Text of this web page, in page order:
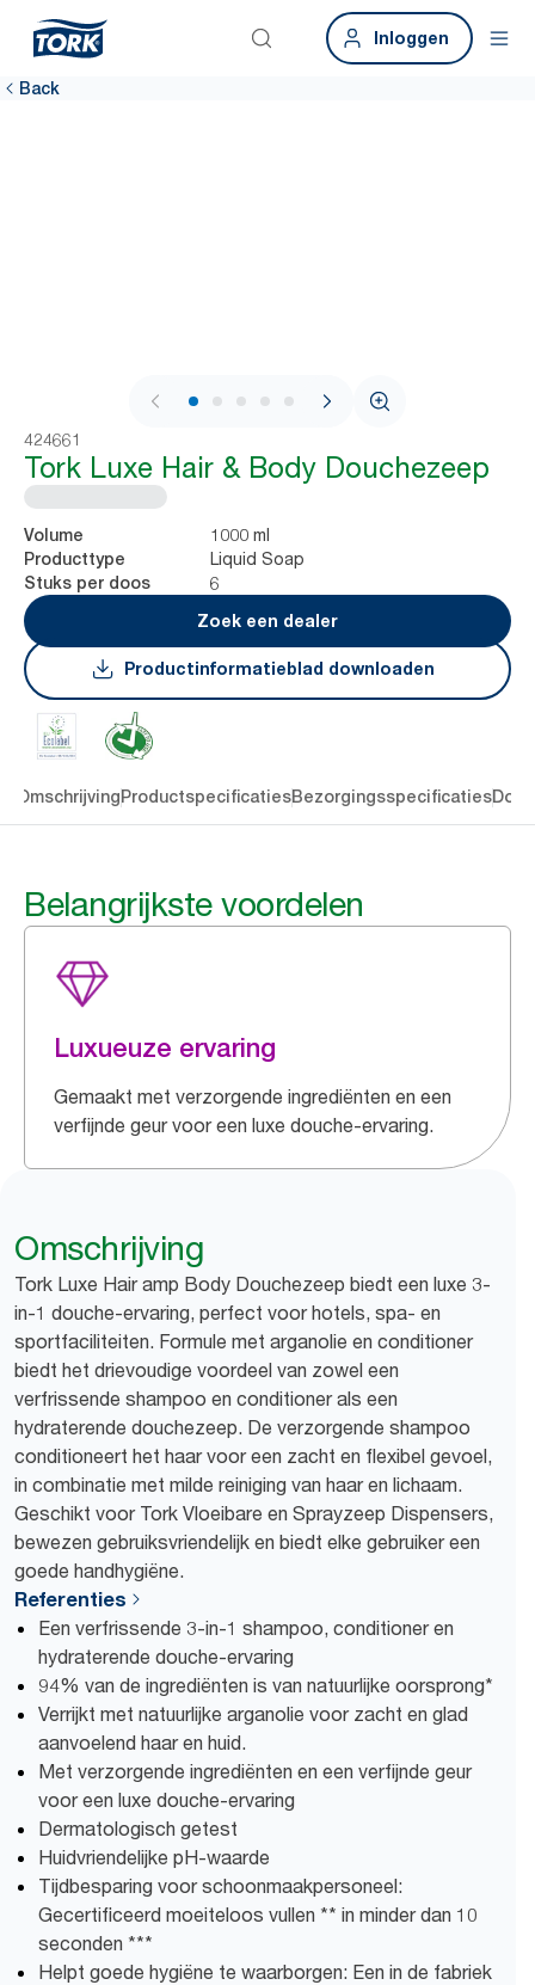
Inloggen
Back
1 / 6
424661
Tork Luxe Hair & Body Douchezeep
Volume 1000 ml
Producttype Liquid Soap
Stuks per doos
6
Zoek een dealer
Productinformatieblad downloaden
OmschrijvingProductspecificatiesBezorgingsspecificaties
Belangrijkste voordelen
Luxueuze ervaring
Gemaakt met verzorgende ingrediënten en een
verfijnde geur voor een luxe douche-ervaring.
Omschrijving
Tork Luxe Hair amp Body Douchezeep biedt een luxe 3-
in-1 douche-ervaring, perfect voor hotels, spa- en
sportfaciliteiten. Formule met arganolie en conditioner
biedt het drievoudige voordeel van zowel een
verfrissende shampoo en conditioner als een
hydraterende douchezeep. De verzorgende shampoo
conditioneert het haar voor een zacht en flexibel gevoel,
in combinatie met milde reiniging van haar en lichaam.
Geschikt voor Tork Vloeibare en Sprayzeep Dispensers,
bewezen gebruiksvriendelijk en biedt elke gebruiker een
goede handhygiëne.
Referenties
Een verfrissende 3-in-1 shampoo, conditioner en
hydraterende douche-ervaring
94% van de ingrediënten is van natuurlijke oorsprong*
Verrijkt met natuurlijke arganolie voor zacht en glad
aanvoelend haar en huid.
Met verzorgende ingrediënten en een verfijnde geur
voor een luxe douche-ervaring
Dermatologisch getest
Huidvriendelijke pH-waarde
Tijdbesparing voor schoonmaakpersoneel:
Gecertificeerd moeiteloos vullen ** in minder dan 10
seconden ***
Helpt goede hygiëne te waarborgen: Een in de fabriek